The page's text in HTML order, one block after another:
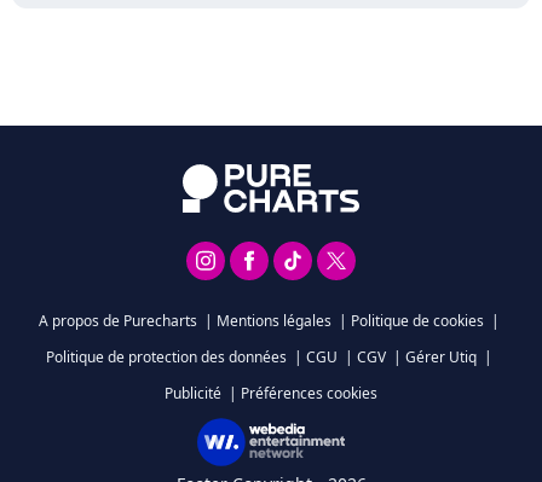
A propos de Purecharts | Mentions légales | Politique de cookies |
Politique de protection des données | CGU | CGV | Gérer Utiq |
Publicité | Préférences cookies